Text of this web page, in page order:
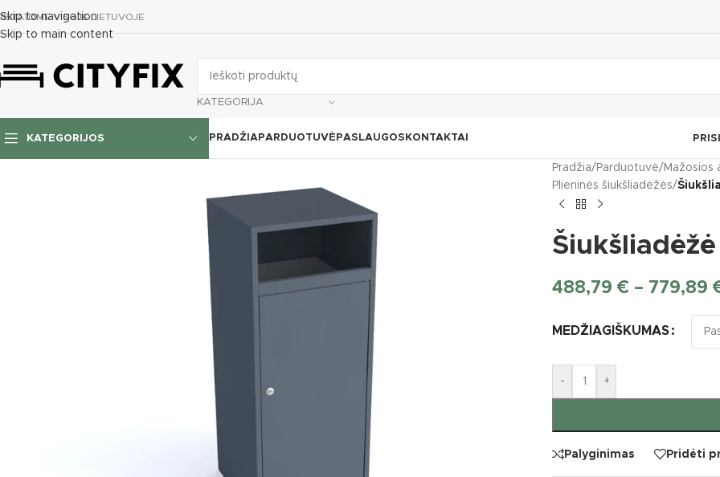
Skip to navigation
Skip to main content
VISOJE LIETUVOJE
KATEGORIJA
KATEGORIJOS PRADŽIAPARDUOTUVĖ PASLAUGOS KONTAKTAI
Pradžia/ Parduotuvė/ Mažosios
Plieninės šiukšliadėžės/
488,79 € – 779,89
MEDŽIAGIŠKUMAS
- +
Palyginimas Pridėti